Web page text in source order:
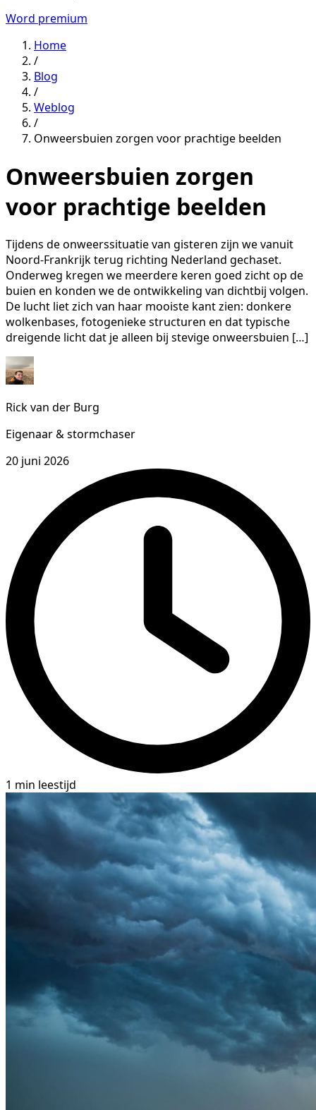
Word premium
Home
/
Blog
/
Weblog
/
Onweersbuien zorgen voor prachtige beelden
Onweersbuien zorgen
voor prachtige beelden
Tijdens de onweerssituatie van gisteren zijn we vanuit
Noord-Frankrijk terug richting Nederland gechaset.
Onderweg kregen we meerdere keren goed zicht op de
buien en konden we de ontwikkeling van dichtbij volgen.
De lucht liet zich van haar mooiste kant zien: donkere
wolkenbases, fotogenieke structuren en dat typische
dreigende licht dat je alleen bij stevige onweersbuien […]
Rick van der Burg
Eigenaar & stormchaser
20 juni 2026
1 min leestijd